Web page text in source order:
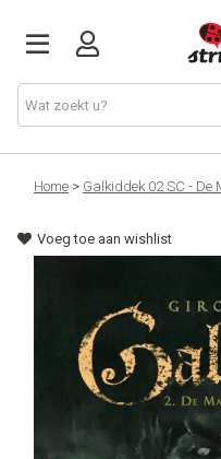
STRIPKEVER
NIEUWE RELEASES
STRIPS
Home > Galkiddek 02 SC - De
Voeg toe aan wishlist